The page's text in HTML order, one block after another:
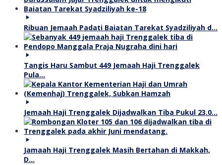
Ribuan Jemaah Padati Baiatan Tarekat Syadziliyah d…
Tangis Haru Sambut 449 Jemaah Haji Trenggalek
Pula…
Jemaah Haji Trenggalek Dijadwalkan Tiba Pukul 23.0…
Jamaah Haji Trenggalek Masih Bertahan di Makkah,
D…